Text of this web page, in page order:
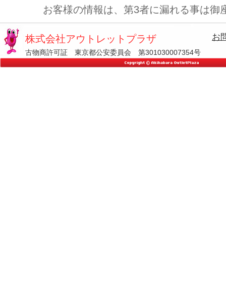
お客様の情報は、第3者に漏れる事は御
株式会社アウトレットプラザ
古物商許可証 東京都公安委員会 第301030007354号
お